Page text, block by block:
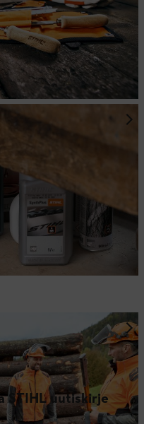
STIHL uutiskirje